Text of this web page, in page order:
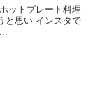
ットプレート料理
と思い インスタで